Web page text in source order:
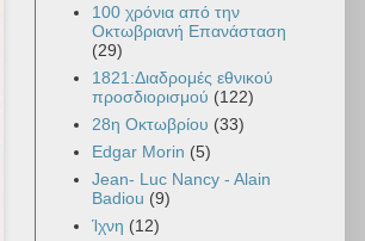
100 χρόνια από την
Οκτωβριανή Επανάσταση
(29)
1821:Διαδρομές εθνικού
προσδιορισμού (122)
28η Οκτωβρίου (33)
Edgar Morin (5)
Jean- Luc Nancy - Alain
Badiou (9)
Ίχνη (12)